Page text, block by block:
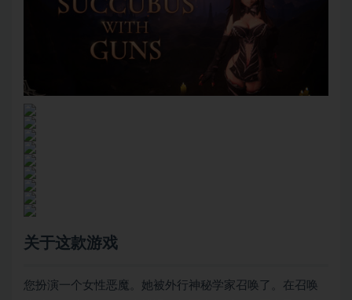
关于这款游戏
您扮演一个女性恶魔。她被外行神秘学家召唤了。在召唤